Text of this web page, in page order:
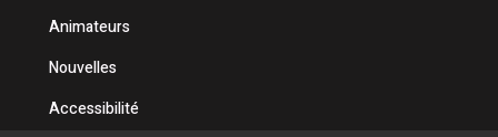
Animateurs
Nouvelles
Accessibilité